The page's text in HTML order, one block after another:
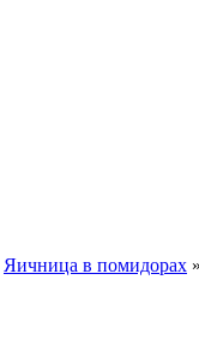
Яичница в помидорах »